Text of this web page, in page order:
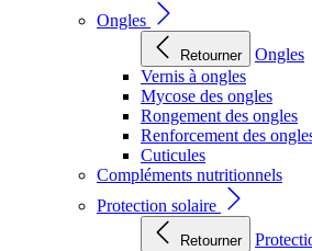
Ongles
Retourner
Ongles
Vernis à ongles
Mycose des ongles
Rongement des ongles
Renforcement des
Cuticules
Compléments nutritionnels
Protection solaire
Retourner